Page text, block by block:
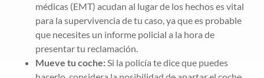
médicas (EMT) acudan al lugar de los hechos es vital
para la supervivencia de tu caso, ya que es probable
que necesites un informe policial a la hora de
presentar tu reclamación.
Mueve tu coche:Si la policía te dice que puedes